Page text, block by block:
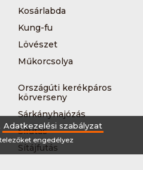
Kosárlabda
Kung-fu
Lövészet
Műkorcsolya
Országúti kerékpáros
körverseny
Sárkányhajózás
Sífutás
Sítájfutás
Adatkezelési szabályzat
engedélyez